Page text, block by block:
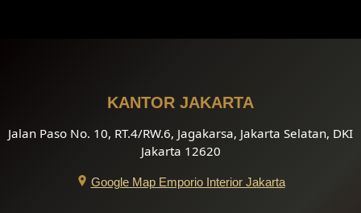
KANTOR JAKARTA
Jalan Paso No. 10, RT.4/RW.6, Jagakarsa, Jakarta Selatan, DKI
Jakarta 12620
Google Map Emporio Interior Jakarta